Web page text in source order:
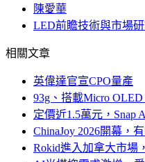
陳愛華
LED前瞻技術與市場
相關文章
英偉達官宣CPO量產
93g、搭載Micro
定價近1.5萬元，Snap
ChinaJoy 2026開幕，
Rokid進入加拿大市場